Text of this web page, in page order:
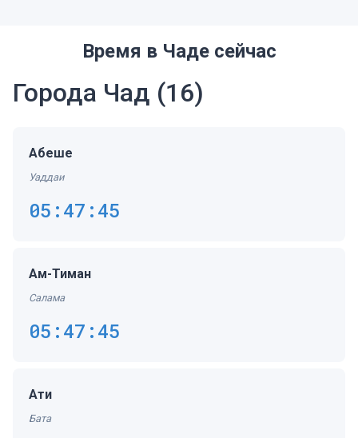
Время в Чаде сейчас
Города Чад (16)
Абеше
Уаддаи
05:47:45
Ам-Тиман
Салама
05:47:45
Ати
Бата